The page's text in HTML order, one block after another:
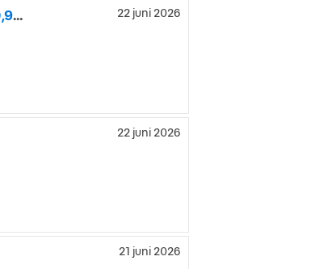
MINI Cooper C Cabrio Paket M Head-Up Harman Kardon | Ränta 0,95% 22 juni 2026
22 juni 2026
21 juni 2026